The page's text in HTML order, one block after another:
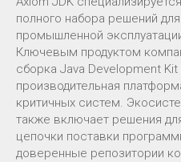
полного набора решений
промышленной
Ключевым продуктом
сборка Java Development
производительная
критичных систем.
также включает решения
цепочки поставки
доверенные репозитории